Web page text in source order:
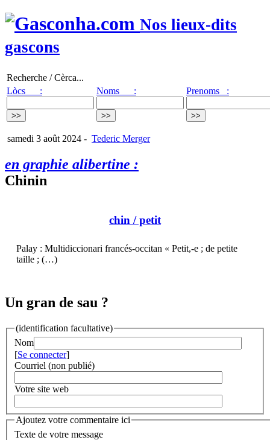
Nos lieux-dits
gascons
Recherche / Cèrca...
Lòcs :
Noms : Prenoms :
samedi 3 août 2024 - Tederic Merger
en graphie alibertine :
Chinin
chin / petit
Palay : Multidiccionari francés-occitan « Petit,-e ; de petite
taille ; (…)
Un gran de sau ?
(identification facultative)
Nom
[Se connecter]
Courriel (non publié)
Votre site web
Ajoutez votre commentaire ici
Texte de votre message